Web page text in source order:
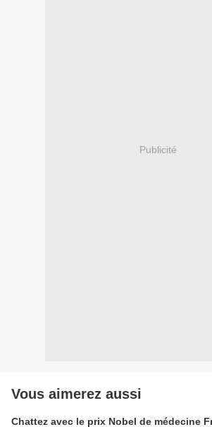
Publicité
Vous aimerez aussi
Chattez avec le prix Nobel de médecine